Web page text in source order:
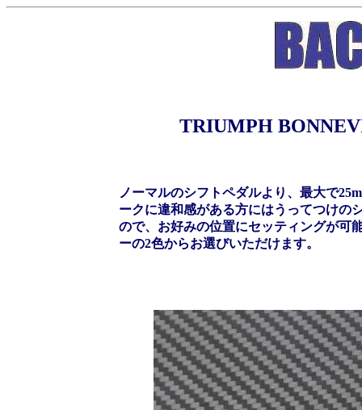
TRIUMPH
ノーマルのシフトペダルより、最大で
ークに違和感がある方にはうってつけ
ので、お好みの位置にセッティングが
ーの2色からお選びいただけます。